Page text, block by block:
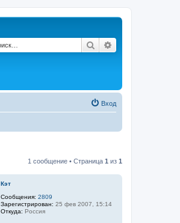
Поиск
Вход
1 сообщение • Страница 1 из 1
Кэт
Сообщения: 2809
Зарегистрирован: 25 фев 2007, 15:14
Откуда: Россия